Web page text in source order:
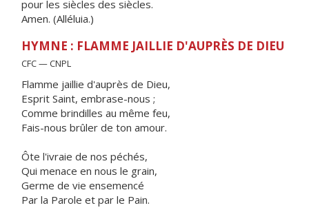
pour les siècles des siècles.
Amen. (Alléluia.)
HYMNE : FLAMME JAILLIE D'AUPRÈS DE DIEU
CFC — CNPL
Flamme jaillie d'auprès de Dieu,
Esprit Saint, embrase-nous ;
Comme brindilles au même feu,
Fais-nous brûler de ton amour.
Ôte l'ivraie de nos péchés,
Qui menace en nous le grain,
Germe de vie ensemencé
Par la Parole et par le Pain.